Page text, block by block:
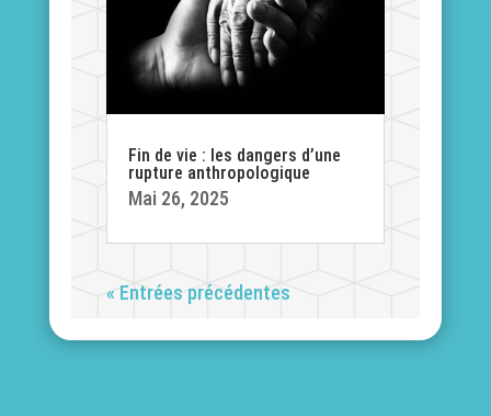
Fin de vie : les dangers d’une
rupture anthropologique
Mai 26, 2025
« Entrées précédentes